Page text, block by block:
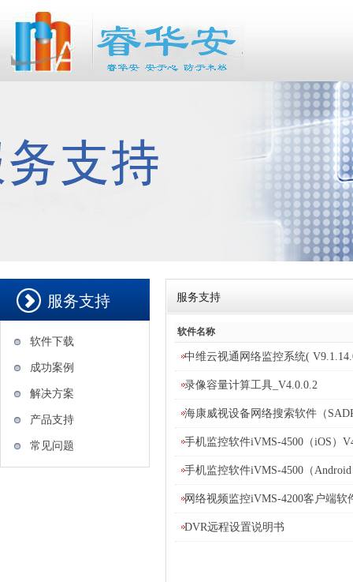
服务支持
软件下载
成功案例
解决方案
产品支持
常见问题
服务支持
软件名称
中维云视通网络监控系统(
录像容量计算工具_V4.0.0.2
海康威视设备网络搜索软件（
手机监控软件iVMS-4500（iOS）
手机监控软件iVMS-4500（
网络视频监控iVMS-4200客户端软
DVR远程设置说明书